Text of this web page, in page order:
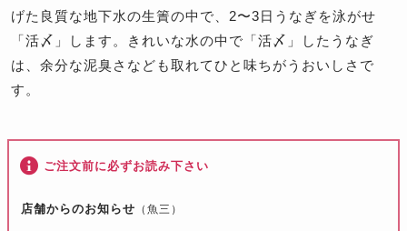
げた良質な地下水の生簀の中で、2〜3日うなぎを泳がせ
「活〆」します。きれいな水の中で「活〆」したうなぎ
は、余分な泥臭さなども取れてひと味ちがうおいしさで
す。
ご注文前に必ずお読み下さい
店舗からのお知らせ （魚三）